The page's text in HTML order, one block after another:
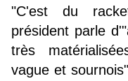
"C'est du
président parle
très
vague et